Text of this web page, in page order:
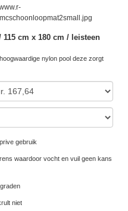
cm x 180 cm / leisteen
nylon pool deze zorgt
gebruik
waardoor vocht en vuil geen kans
niet